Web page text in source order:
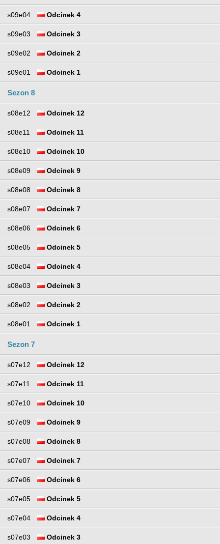
s09e04 Odcinek 4
s09e03 Odcinek 3
s09e02 Odcinek 2
s09e01 Odcinek 1
Sezon 8
s08e12 Odcinek 12
s08e11 Odcinek 11
s08e10 Odcinek 10
s08e09 Odcinek 9
s08e08 Odcinek 8
s08e07 Odcinek 7
s08e06 Odcinek 6
s08e05 Odcinek 5
s08e04 Odcinek 4
s08e03 Odcinek 3
s08e02 Odcinek 2
s08e01 Odcinek 1
Sezon 7
s07e12 Odcinek 12
s07e11 Odcinek 11
s07e10 Odcinek 10
s07e09 Odcinek 9
s07e08 Odcinek 8
s07e07 Odcinek 7
s07e06 Odcinek 6
s07e05 Odcinek 5
s07e04 Odcinek 4
s07e03 Odcinek 3